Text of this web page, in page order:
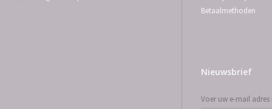
Betaalmethoden
Nieuwsbrief